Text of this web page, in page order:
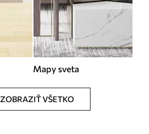
Mapy sveta
ZOBRAZIŤ VŠETKO